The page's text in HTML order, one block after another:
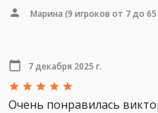
Марина (9 игроков от 7 до 65
7 декабря 2025 г.
Очень понравилась